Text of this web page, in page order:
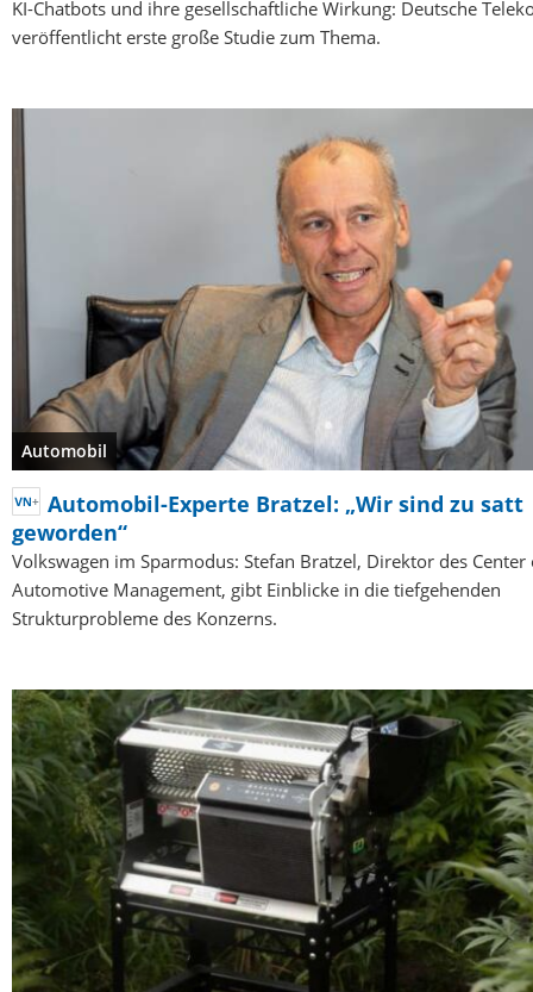
KI-Chatbots und ihre gesellschaftliche Wirkung: Deutsche
veröffentlicht erste große Studie zum Thema.
Automobil
Automobil-Experte Bratzel: „Wir sind zu satt
geworden“
Volkswagen im Sparmodus: Stefan Bratzel, Direktor des Center
Automotive Management, gibt Einblicke in die tiefgehenden
Strukturprobleme des Konzerns.